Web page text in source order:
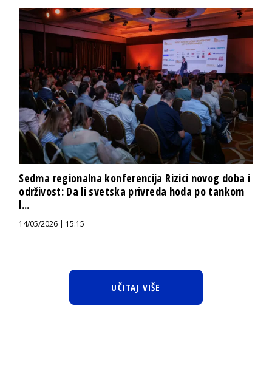
Sedma regionalna konferencija Rizici novog doba i
održivost: Da li svetska privreda hoda po tankom
l...
14/05/2026 | 15:15
UČITAJ VIŠE